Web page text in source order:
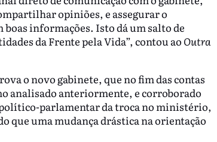
opiniões, e assegurar o
informações. Isto dá um salto de
da Frente pela Vida”, contou ao Outra
o novo gabinete, que no fim das contas
analisado anteriormente, e corroborado
parlamentar da troca no ministério,
que uma mudança drástica na orientação